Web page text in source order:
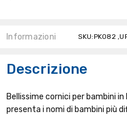
Informazioni SKU:PK082
Descrizione
Bellissime cornici per bambini
presenta i nomi di bambini più